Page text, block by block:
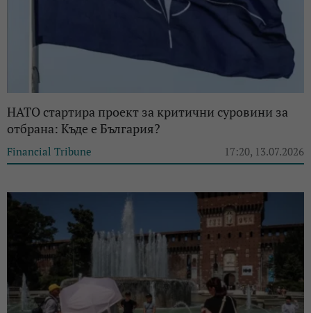
НАТО стартира проект за критични суровини за
отбрана: Къде е България?
Financial Tribune 17:20, 13.07.2026